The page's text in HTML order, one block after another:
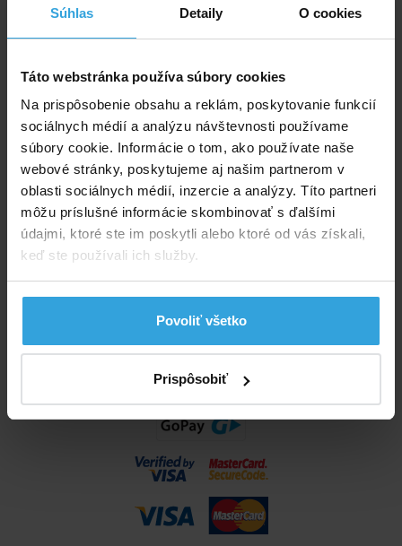
Súhlas Detaily O cookies
Táto webstránka používa súbory cookies
Na prispôsobenie obsahu a reklám, poskytovanie funkcií
sociálnych médií a analýzu návštevnosti používame
súbory cookie. Informácie o tom, ako používate naše
webové stránky, poskytujeme aj našim partnerom v
oblasti sociálnych médií, inzercie a analýzy. Títo partneri
môžu príslušné informácie skombinovať s ďalšími
údajmi, ktoré ste im poskytli alebo ktoré od vás získali,
keď ste používali ich služby.
Povoliť všetko
Prispôsobiť
výdajné miesto:
12.08.2026
môže sa zmeniť.
Poradíme vám!
info@bazenyshop.sk
02 2057 0035
Telefónne číslo neslúži na objednaní tovaru
Všetko o nákupe
Obchodné podmienky
Možnosti dopravy a platby
Reklamácie
Odstúpenie od zmluvy